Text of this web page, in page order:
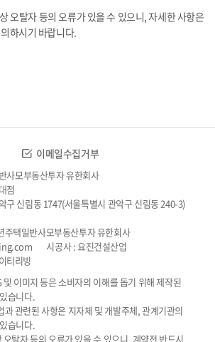
오탈자 등의 오류가 있을 수 있으니, 자세한 사항은
하시기 바랍니다.
이메일수집거부
사모부동산투자 유한회사
점
구 신림동 1747(서울특별시 관악구 신림동 240-3)
주택일반사모부동산투자 유한회사
시공사 : 요진건설산업
티리빙
이미지 등은 소비자의 이해를 돕기 위해 제작된
습니다.
관련된 사항은 지자체 및 개발주체, 관계기관의
습니다.
탈자 등의 오류가 있을 수 있으니, 계약전 반드시